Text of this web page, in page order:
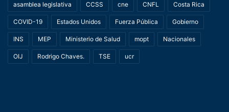
asamblea legislativa CCSS cne CNFL Costa Rica
COVID-19 Estados Unidos Fuerza Pública Gobierno
INS MEP Ministerio de Salud mopt Nacionales
OIJ Rodrigo Chaves. TSE ucr